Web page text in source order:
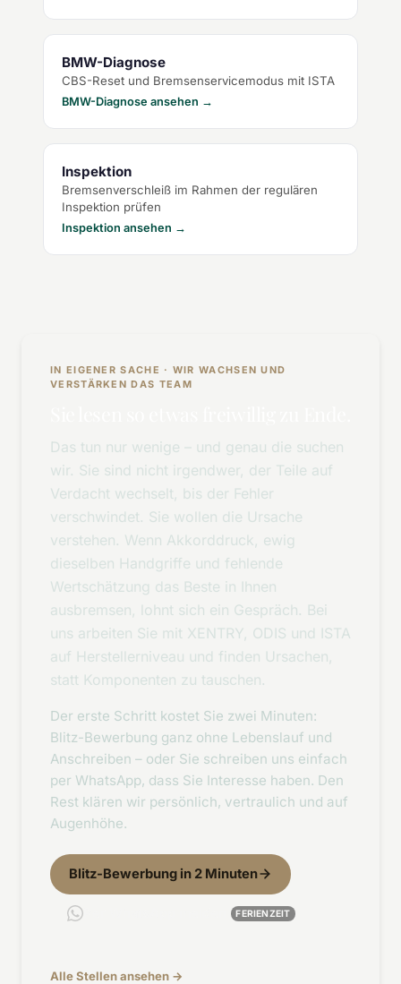
BMW-Diagnose
CBS-Reset und Bremsenservicemodus mit ISTA
BMW-Diagnose ansehen →
Inspektion
Bremsenverschleiß im Rahmen der regulären
Inspektion prüfen
Inspektion ansehen →
IN EIGENER SACHE · WIR WACHSEN UND
VERSTÄRKEN DAS TEAM
Das tun nur wenige – und genau die suchen
wir. Sie sind nicht irgendwer, der Teile auf
Verdacht wechselt, bis der Fehler
verschwindet. Sie wollen die Ursache
verstehen. Wenn Akkorddruck, ewig
dieselben Handgriffe und fehlende
Wertschätzung das Beste in Ihnen
ausbremsen, lohnt sich ein Gespräch. Bei
uns arbeiten Sie mit XENTRY, ODIS und ISTA
auf Herstellerniveau und finden Ursachen,
statt Komponenten zu tauschen.
Der erste Schritt kostet Sie zwei Minuten:
Blitz-Bewerbung ganz ohne Lebenslauf und
Anschreiben – oder Sie schreiben uns einfach
per WhatsApp, dass Sie Interesse haben. Den
Rest klären wir persönlich, vertraulich und auf
Augenhöhe.
Blitz-Bewerbung in 2 Minuten
FERIENZEIT
Alle Stellen ansehen →